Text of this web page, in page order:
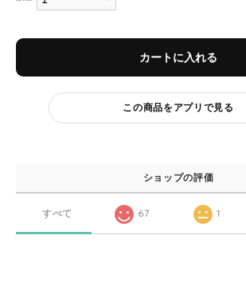
カートに入れる
この商品をアプリで見る
ショップの評価
すべて 67 1